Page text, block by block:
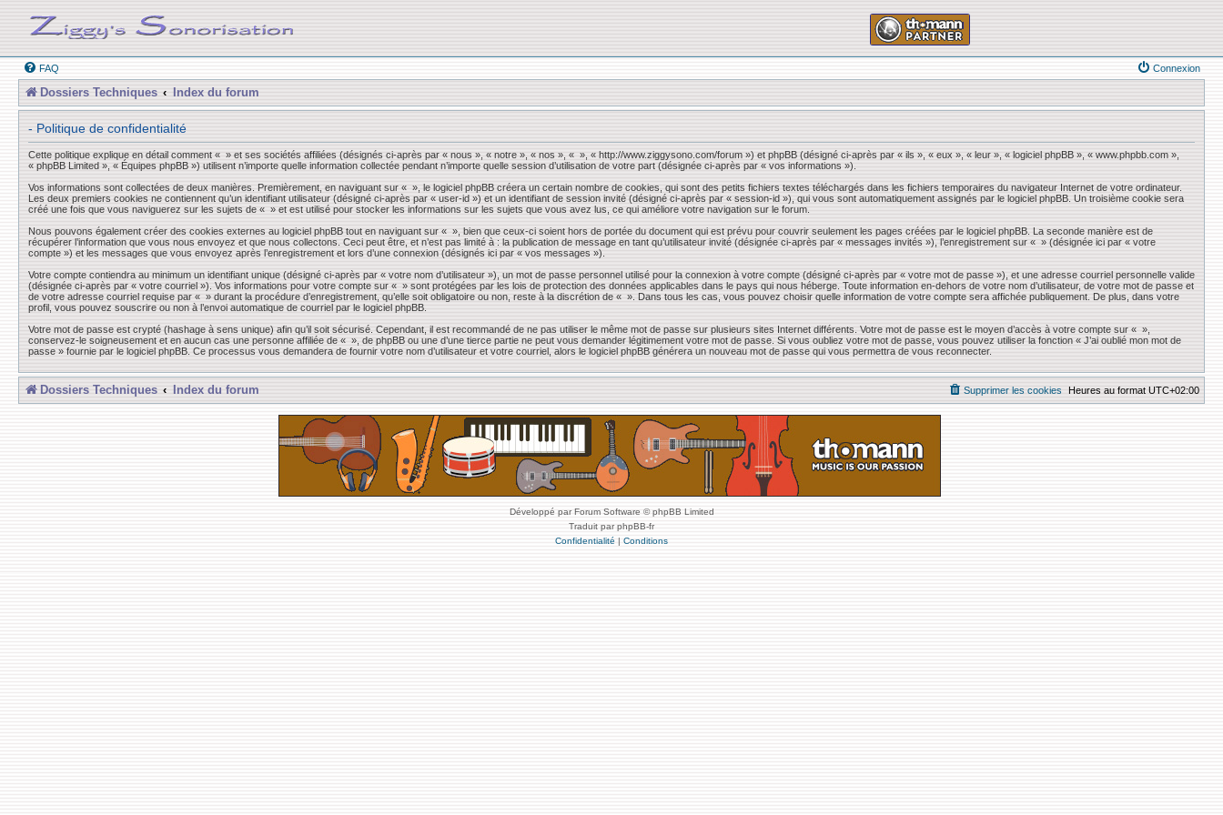
FAQ Connexion
Dossiers Techniques Index du forum
- Politique de confidentialité
Cette politique explique en détail comment « » et ses sociétés affiliées (désignés ci-après par « nous », « notre », « nos », « », « http://www.ziggysono.com/forum ») et phpBB (désigné ci-après par « ils », « eux », « leur », « logiciel phpBB », « www.phpbb.com »,
« phpBB Limited », « Équipes phpBB ») utilisent n’importe quelle information collectée pendant n’importe quelle session d’utilisation de votre part (désignée ci-après par « vos informations »).
Vos informations sont collectées de deux manières. Premièrement, en naviguant sur « », le logiciel phpBB créera un certain nombre de cookies, qui sont des petits fichiers textes téléchargés dans les fichiers temporaires du navigateur Internet de votre ordinateur.
Les deux premiers cookies ne contiennent qu’un identifiant utilisateur (désigné ci-après par « user-id ») et un identifiant de session invité (désigné ci-après par « session-id »), qui vous sont automatiquement assignés par le logiciel phpBB. Un troisième cookie sera
créé une fois que vous naviguerez sur les sujets de « » et est utilisé pour stocker les informations sur les sujets que vous avez lus, ce qui améliore votre navigation sur le forum.
Nous pouvons également créer des cookies externes au logiciel phpBB tout en naviguant sur « », bien que ceux-ci soient hors de portée du document qui est prévu pour couvrir seulement les pages créées par le logiciel phpBB. La seconde manière est de
récupérer l’information que vous nous envoyez et que nous collectons. Ceci peut être, et n’est pas limité à : la publication de message en tant qu’utilisateur invité (désignée ci-après par « messages invités »), l’enregistrement sur « » (désignée ici par « votre
compte ») et les messages que vous envoyez après l’enregistrement et lors d’une connexion (désignés ici par « vos messages »).
Votre compte contiendra au minimum un identifiant unique (désigné ci-après par « votre nom d’utilisateur »), un mot de passe personnel utilisé pour la connexion à votre compte (désigné ci-après par « votre mot de passe »), et une adresse courriel personnelle valide
(désignée ci-après par « votre courriel »). Vos informations pour votre compte sur « » sont protégées par les lois de protection des données applicables dans le pays qui nous héberge. Toute information en-dehors de votre nom d’utilisateur, de votre mot de passe et
de votre adresse courriel requise par « » durant la procédure d’enregistrement, qu’elle soit obligatoire ou non, reste à la discrétion de « ». Dans tous les cas, vous pouvez choisir quelle information de votre compte sera affichée publiquement. De plus, dans votre
profil, vous pouvez souscrire ou non à l’envoi automatique de courriel par le logiciel phpBB.
Votre mot de passe est crypté (hashage à sens unique) afin qu’il soit sécurisé. Cependant, il est recommandé de ne pas utiliser le même mot de passe sur plusieurs sites Internet différents. Votre mot de passe est le moyen d’accès à votre compte sur « »,
conservez-le soigneusement et en aucun cas une personne affiliée de « », de phpBB ou une d’une tierce partie ne peut vous demander légitimement votre mot de passe. Si vous oubliez votre mot de passe, vous pouvez utiliser la fonction « J’ai oublié mon mot de
passe » fournie par le logiciel phpBB. Ce processus vous demandera de fournir votre nom d’utilisateur et votre courriel, alors le logiciel phpBB générera un nouveau mot de passe qui vous permettra de vous reconnecter.
Dossiers Techniques Index du forum Heures au format UTC+02:00
Supprimer les cookies
Développé par Forum Software © phpBB Limited
Traduit par phpBB-fr
Confidentialité | Conditions